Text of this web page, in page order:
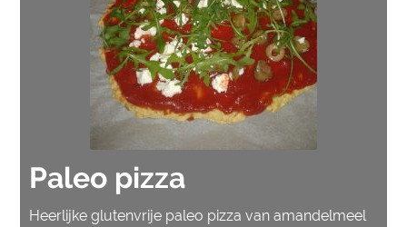
Paleo pizza
Heerlijke glutenvrije paleo pizza van amandelmeel